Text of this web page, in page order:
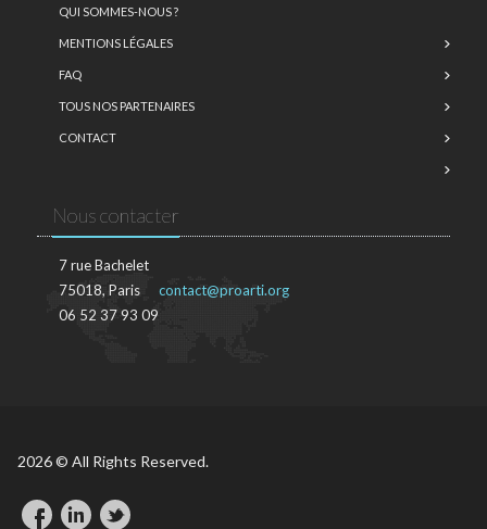
QUI SOMMES-NOUS ?
MENTIONS LÉGALES
FAQ
TOUS NOS PARTENAIRES
CONTACT
Nous contacter
7 rue Bachelet
75018, Paris
06 52 37 93 09
contact@proarti.org
2026 © All Rights Reserved.